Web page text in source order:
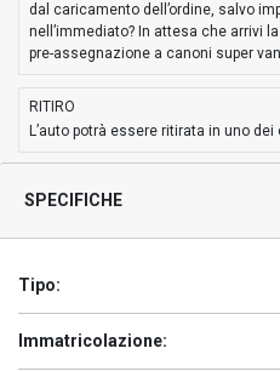
dal caricamento dell’ordine, salvo
nell’immediato? In attesa che arrivi
pre-assegnazione a canoni super
RITIRO
L’auto potrà essere ritirata in uno
SPECIFICHE
Tipo:
Immatricolazione: